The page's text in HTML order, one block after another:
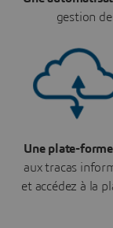
gestion
Une plate-
aux tracas
et accédez à la